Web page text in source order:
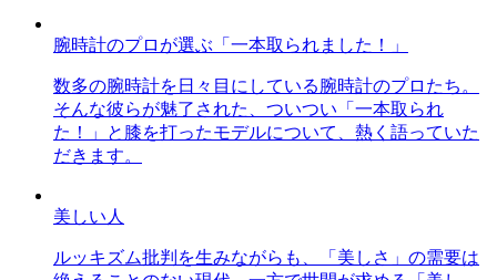
腕時計のプロが選ぶ「一本取られました！」
数多の腕時計を日々目にしている腕時計のプロたち。
そんな彼らが魅了された、ついつい「一本取られ
た！」と膝を打ったモデルについて、熱く語っていた
だきます。
美しい人
ルッキズム批判を生みながらも、「美しさ」の需要は